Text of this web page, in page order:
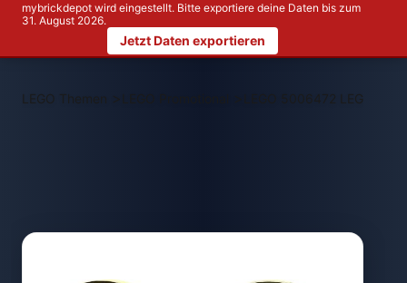
mybrickdepot wird eingestellt. Bitte exportiere deine Daten bis zum
31. August 2026.
Jetzt Daten exportieren
LEGO Themen > LEGO 5006472 LEGO